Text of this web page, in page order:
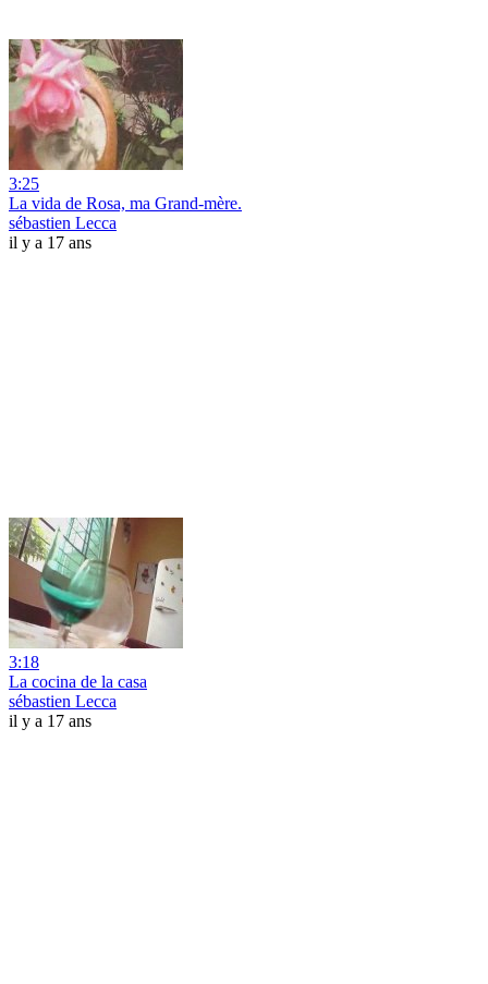
3:25
La vida de Rosa, ma Grand-mère.
sébastien Lecca
il y a 17 ans
3:18
La cocina de la casa
sébastien Lecca
il y a 17 ans